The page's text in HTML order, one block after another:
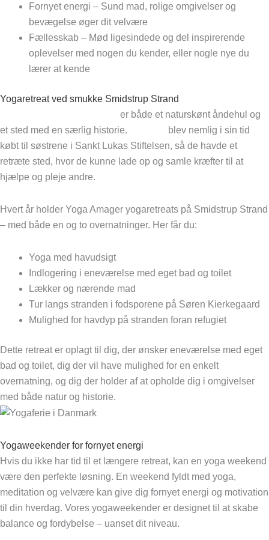
Fornyet energi – Sund mad, rolige omgivelser og
bevægelse øger dit velvære
Fællesskab – Mød ligesindede og del inspirerende
oplevelser med nogen du kender, eller nogle nye du
lærer at kende
Yogaretreat ved smukke Smidstrup Strand
er både et naturskønt åndehul og
et sted med en særlig historie.
blev nemlig i sin tid
købt til søstrene i Sankt Lukas Stiftelsen, så de havde et
retræte sted, hvor de kunne lade op og samle kræfter til at
hjælpe og pleje andre.
Hvert år holder Yoga Amager yogaretreats på Smidstrup Strand
– med både en og to overnatninger. Her får du:
Yoga med havudsigt
Indlogering i eneværelse med eget bad og toilet
Lækker og nærende mad
Tur langs stranden i fodsporene på Søren Kierkegaard
Mulighed for havdyp på stranden foran refugiet
Dette retreat er oplagt til dig, der ønsker eneværelse med eget
bad og toilet, dig der vil have mulighed for en enkelt
overnatning, og dig der holder af at opholde dig i omgivelser
med både natur og historie.
Yogaweekender for fornyet energi
Hvis du ikke har tid til et længere retreat, kan en yoga weekend
være den perfekte løsning. En weekend fyldt med yoga,
meditation og velvære kan give dig fornyet energi og motivation
til din hverdag. Vores yogaweekender er designet til at skabe
balance og fordybelse – uanset dit niveau.